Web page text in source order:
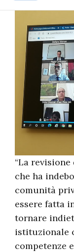
“La
che ha
comunità
essere fatta
tornare
istituzionale
competenze